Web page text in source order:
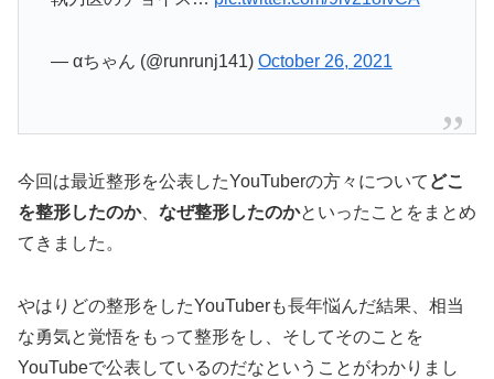
— αちゃん (@runrunj141) October 26, 2021
今回は最近整形を公表したYouTuberの方々について どこ
を整形したのか、 なぜ整形したのかといったことをまとめ
てきました。
やはりどの整形をしたYouTuberも長年悩んだ結果、相当
な勇気と覚悟をもって整形をし、そしてそのことを
YouTubeで公表しているのだなということがわかりまし